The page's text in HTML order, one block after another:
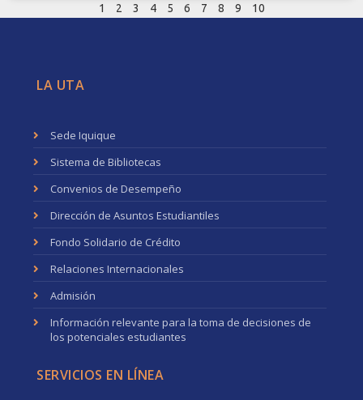
1 2 3 4 5 6 7 8 9 10
LA UTA
Sede Iquique
Sistema de Bibliotecas
Convenios de Desempeño
Dirección de Asuntos Estudiantiles
Fondo Solidario de Crédito
Relaciones Internacionales
Admisión
Información relevante para la toma de decisiones de
los potenciales estudiantes
SERVICIOS EN LÍNEA